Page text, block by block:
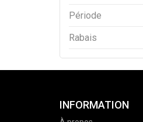
Période
Rabais
INFORMATION